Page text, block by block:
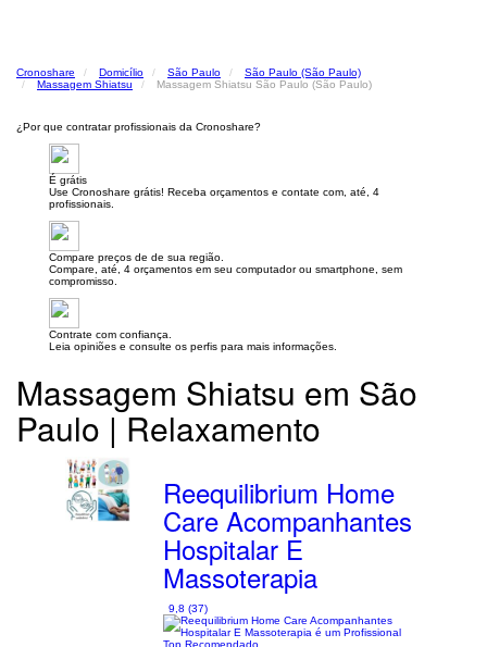
Cronoshare Domicílio São Paulo
São Paulo (São Paulo)
Massagem Shiatsu
Massagem Shiatsu São Paulo (São Paulo)
¿Por que contratar profissionais da Cronoshare?
É grátis
Use Cronoshare grátis! Receba orçamentos e contate com, até, 4
profissionais.
Compare preços de de sua região.
Compare, até, 4 orçamentos em seu computador ou smartphone, sem
compromisso.
Contrate com confiança.
Leia opiniões e consulte os perfis para mais informações.
Massagem Shiatsu em São
Paulo | Relaxamento
Reequilibrium Home
Care Acompanhantes
Hospitalar E
Massoterapia
9,8 (37)